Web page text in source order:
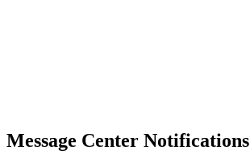
Message Center Notifications